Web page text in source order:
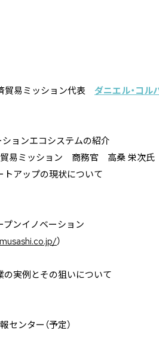
貿易ミッション代表 ダニエル・コル
ョンエコシステムの紹介
貿易ミッション 商務官 高桑 栄次氏
アップの現状について
ンイノベーション
）
実例とその狙いについて
ンター（予定）